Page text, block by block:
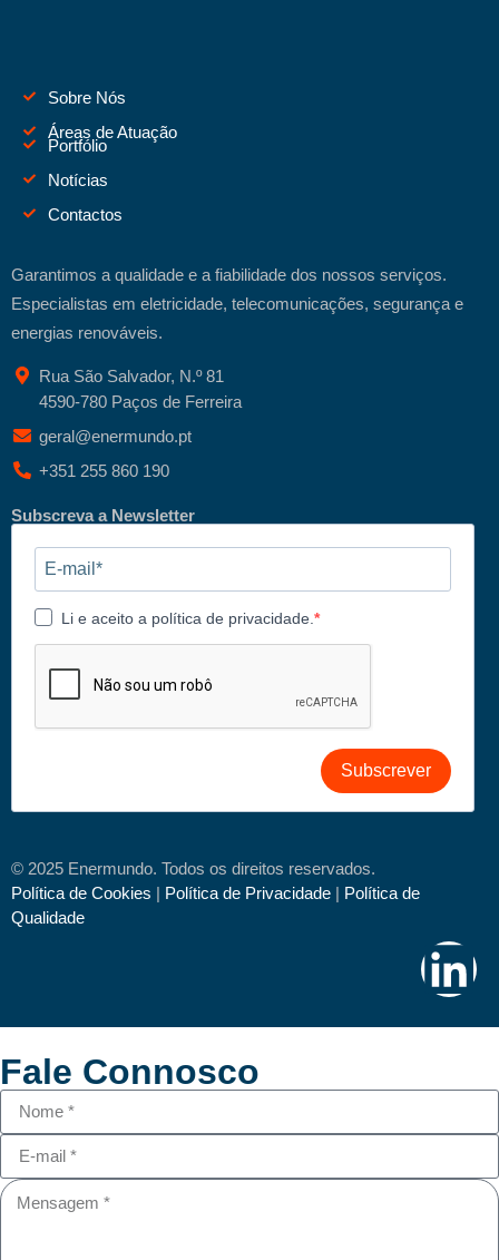
Sobre Nós
Áreas de Atuação
Portfólio
Notícias
Contactos
Garantimos a qualidade e a fiabilidade dos nossos serviços.
Especialistas em eletricidade, telecomunicações, segurança e
energias renováveis.
Rua São Salvador, N.º 81
4590-780 Paços de Ferreira
geral@enermundo.pt
+351 255 860 190
Subscreva a Newsletter
Li e aceito a política de privacidade.
Subscrever
© 2025 Enermundo. Todos os direitos reservados.
Política de Cookies | Política de Privacidade | Política de
Qualidade
Fale Connosco